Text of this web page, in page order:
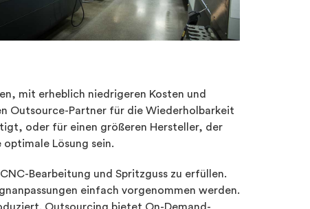
mit erheblich niedrigeren Kosten und
Outsource-Partner für die Wiederholbarkeit
oder für einen größeren Hersteller, der
Lösung sein.
Bearbeitung und Spritzguss zu erfüllen.
einfach vorgenommen werden.